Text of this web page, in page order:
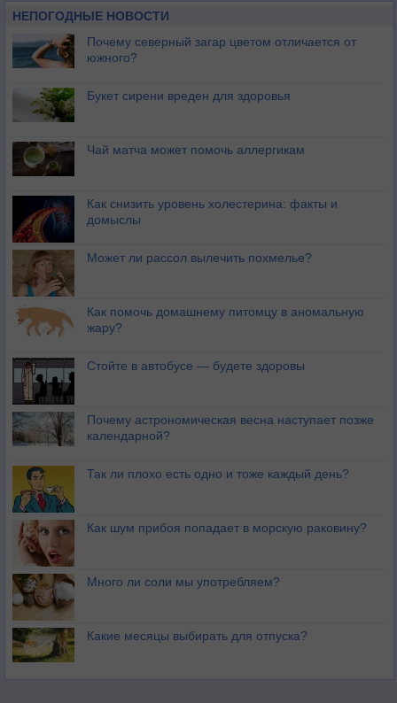
НЕПОГОДНЫЕ НОВОСТИ
Почему северный загар цветом отличается от
южного?
Букет сирени вреден для здоровья
Чай матча может помочь аллергикам
Как снизить уровень холестерина: факты и
домыслы
Может ли рассол вылечить похмелье?
Как помочь домашнему питомцу в аномальную
жару?
Стойте в автобусе — будете здоровы
Почему астрономическая весна наступает позже
календарной?
Так ли плохо есть одно и тоже каждый день?
Как шум прибоя попадает в морскую раковину?
Много ли соли мы употребляем?
Какие месяцы выбирать для отпуска?